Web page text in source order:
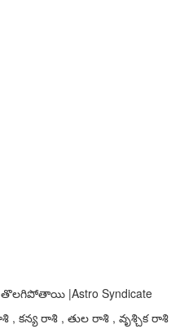
|Astro Syndicate
రాశి , తుల రాశి , వృశ్చిక